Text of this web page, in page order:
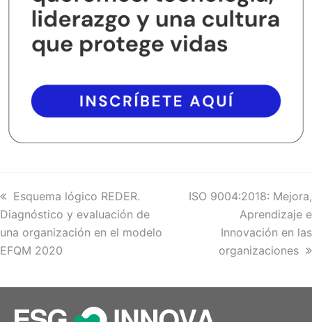
previous
post:
Esquema lógico REDER.
Diagnóstico y evaluación de
una organización en el modelo
EFQM 2020
next
ISO 9004:2018: Mejora,
Aprendizaje e
Innovación en las
organizaciones